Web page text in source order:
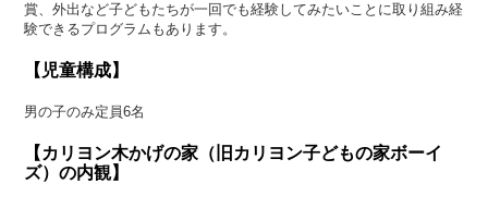
賞、外出など子どもたちが一回でも経験してみたいことに取り組み経
験できるプログラムもあります。
【児童構成】
男の子のみ定員6名
【カリヨン木かげの家（旧カリヨン子どもの家ボーイ
ズ）の内観】